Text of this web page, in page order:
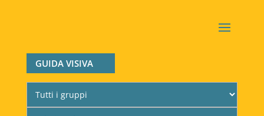
GUIDA VISIVA